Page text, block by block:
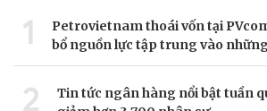
1
Petrovietnam thoái vốn tại
bổ nguồn lực tập trung vào
2
Tin tức ngân hàng nổi bật tuần